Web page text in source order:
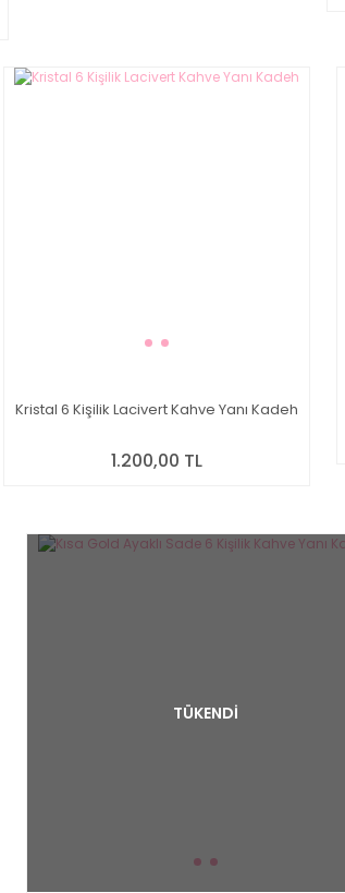
Kristal 6 Kişilik Lacivert Kahve Yanı Kadeh
1.200,00 TL
TÜKENDİ